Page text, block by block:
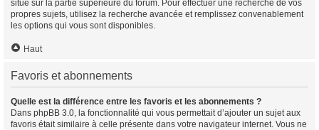
situé sur la partie supérieure du forum. Pour effectuer une recherche de vos
propres sujets, utilisez la recherche avancée et remplissez convenablement
les options qui vous sont disponibles.
Haut
Favoris et abonnements
Quelle est la différence entre les favoris et les abonnements ?
Dans phpBB 3.0, la fonctionnalité qui vous permettait d’ajouter un sujet aux
favoris était similaire à celle présente dans votre navigateur internet. Vous ne